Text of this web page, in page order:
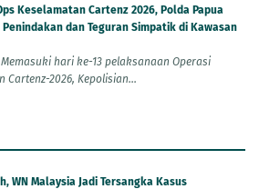
Keselamatan Cartenz 2026, Polda Papua
dan Teguran Simpatik di Kawasan
hari ke-13 pelaksanaan Operasi
Cartenz-2026, Kepolisian...
WN Malaysia Jadi Tersangka Kasus